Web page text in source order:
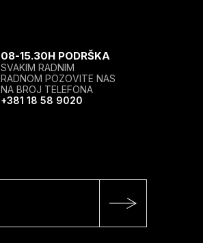
08-15.30H PODRŠKA
SVAKIM RADNIM
RADNOM POZOVITE NAS
NA BROJ TELEFONA
+381 18 58 9020